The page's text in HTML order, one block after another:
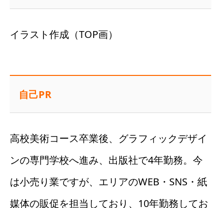
イラスト作成（TOP画）
自己PR
高校美術コース卒業後、グラフィックデザイ
ンの専門学校へ進み、出版社で4年勤務。今
は小売り業ですが、エリアのWEB・SNS・紙
媒体の販促を担当しており、10年勤務してお